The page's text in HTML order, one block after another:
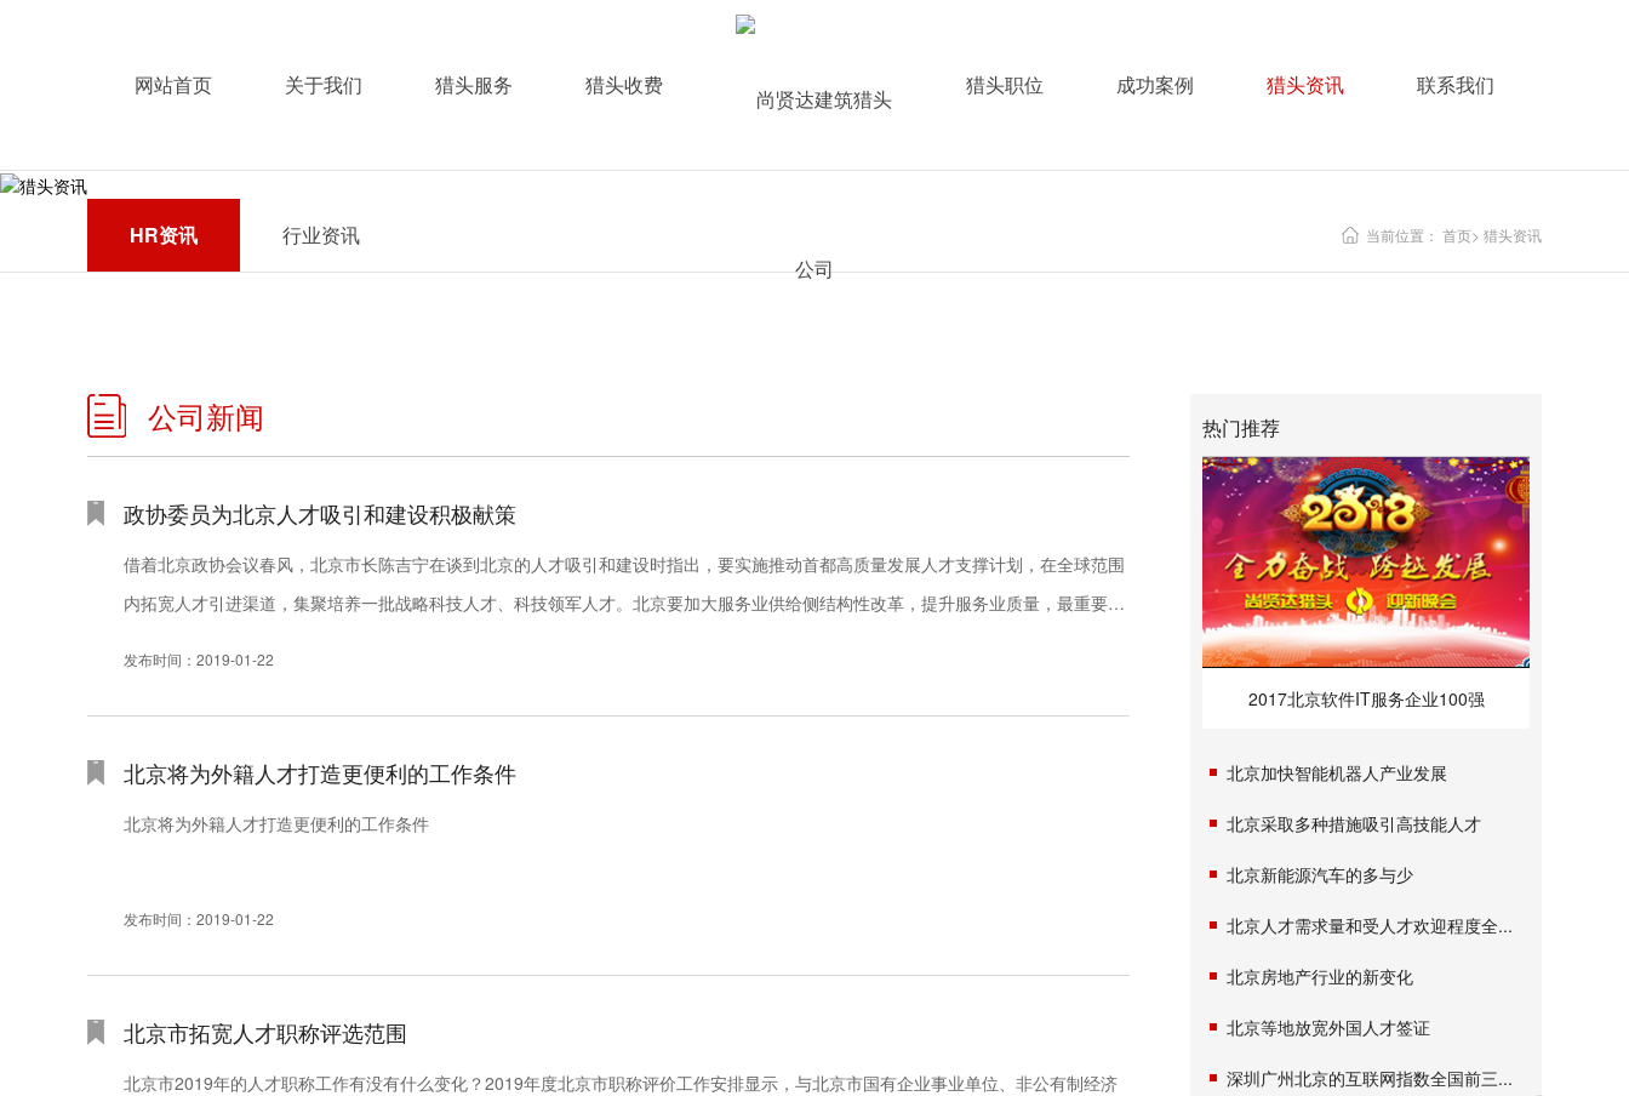
网站首页 关于我们 猎头服务 猎头收费 猎头职位 成功案例 猎头资讯 联系我们
HR资讯 行业资讯 当前位置： 首页> 猎头资讯
公司新闻
政协委员为北京人才吸引和建设积极献策
借着北京政协会议春风，北京市长陈吉宁在谈到北京的人才吸引和建设时指出，要实施推动首都高质量发展人才支撑计划，在全球范围
内拓宽人才引进渠道，集聚培养一批战略科技人才、科技领军人才。北京要加大服务业供给侧结构性改革，提升服务业质量，最重要的
发布时间：2019-01-22
北京将为外籍人才打造更便利的工作条件
北京将为外籍人才打造更便利的工作条件
发布时间：2019-01-22
北京市拓宽人才职称评选范围
北京市2019年的人才职称工作有没有什么变化？2019年度北京市职称评价工作安排显示，与北京市国有企业事业单位、非公有制经济
热门推荐
2017北京软件IT服务企业100强
北京加快智能机器人产业发展
北京采取多种措施吸引高技能人才
北京新能源汽车的多与少
北京人才需求量和受人才欢迎程度全...
北京房地产行业的新变化
北京等地放宽外国人才签证
深圳广州北京的互联网指数全国前三...